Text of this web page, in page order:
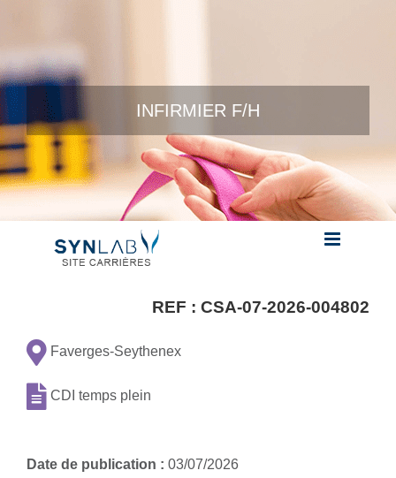
Skip to content
INFIRMIER F/H
REF : CSA-07-2026-004802
Faverges-Seythenex
CDI temps plein
Date de publication : 03/07/2026